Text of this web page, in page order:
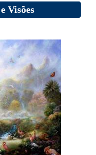
Visões